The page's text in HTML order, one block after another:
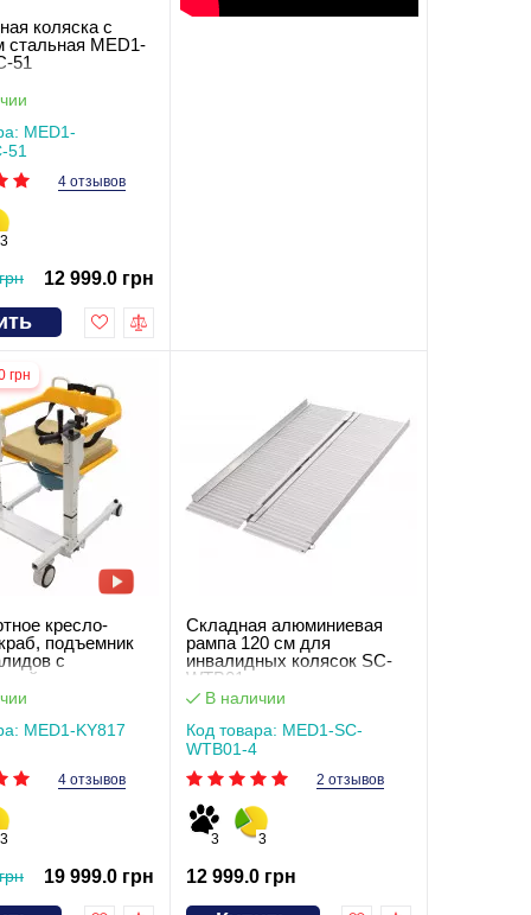
коляска с
стальная MED1-
51
MED1-
51
4 отзывов
3
12 999.0 грн
грн
кресло-
подъемник
с
высоты
MED1-KY817
4 отзывов
3
19 999.0 грн
Складная алюминиевая
рампа 120 см для
инвалидных колясок SC-
WTB01
В наличии
Код товара: MED1-SC-
WTB01-4
2 отзывов
3 3
12 999.0 грн